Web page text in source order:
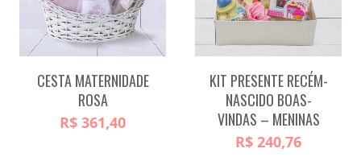
CESTA MATERNIDADE
ROSA
R$361,40
KIT PRESENTE RECÉM-
NASCIDO BOAS-
VINDAS – MENINAS
R$240,76